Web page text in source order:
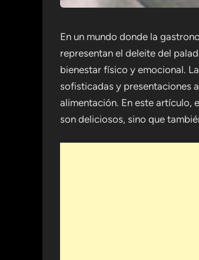
En un mundo donde la
representan el deleite del
bienestar físico y emocional.
sofisticadas y presentaciones
alimentación. En este artículo,
son deliciosos, sino que